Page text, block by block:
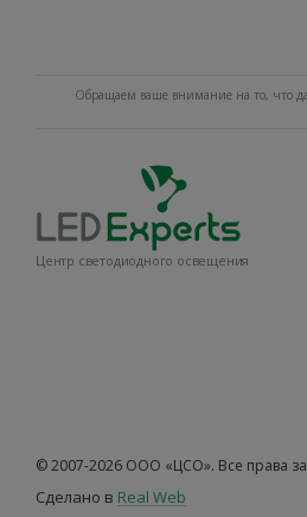
Обращаем ваше внимание на то, что
Центр светодиодного освещения
© 2007-2026 ООО «ЦСО». Все права
Сделано в Real Web